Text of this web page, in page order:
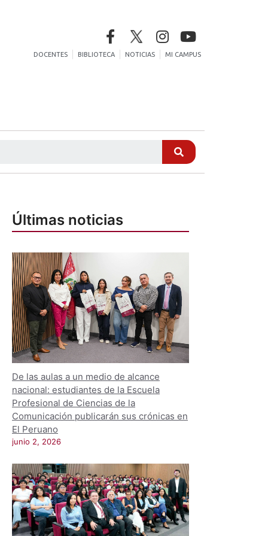
DOCENTES BIBLIOTECA NOTICIAS MI CAMPUS
Últimas noticias
De las aulas a un medio de alcance
nacional: estudiantes de la Escuela
Profesional de Ciencias de la
Comunicación publicarán sus crónicas en
El Peruano
junio 2, 2026